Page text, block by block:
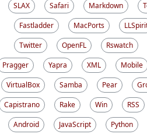
SLAX
Safari Markdown
Fastladder
MacPorts
Twitter
OpenFL Rswatch
Pragger
Yapra XML Mobile
VirtualBox
Samba Pear
Capistrano
Rake Win RSS
Android
JavaScript Python